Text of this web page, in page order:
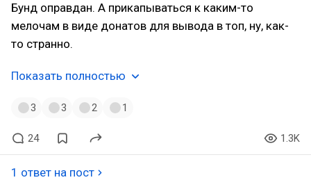
Бунд оправдан. А прикапываться к каким-то
мелочам в виде донатов для вывода в топ, ну, как-
то странно.
Показать полностью
3 3 2 1
24 1.3K
1 ответ на пост